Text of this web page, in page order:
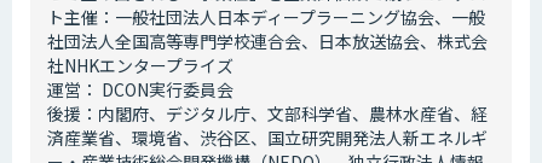
ト主催：一般社団法人日本ディープラーニング協会、一般
社団法人全国高等専門学校連合会、日本放送協会、株式会
社NHKエンタープライズ
運営： DCON実行委員会
後援：内閣府、デジタル庁、文部科学省、農林水産省、経
済産業省、環境省、渋谷区、国立研究開発法人新エネルギ